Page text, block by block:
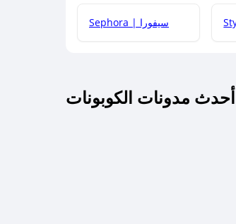
Sephora | سيفورا
أحدث مدونات الكوبونات